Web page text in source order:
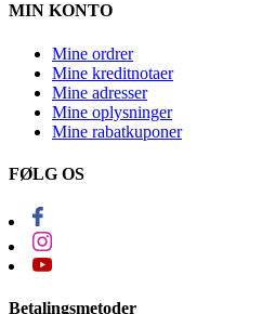
MIN KONTO
Mine ordrer
Mine kreditnotaer
Mine adresser
Mine oplysninger
Mine rabatkuponer
FØLG OS
Betalingsmetoder